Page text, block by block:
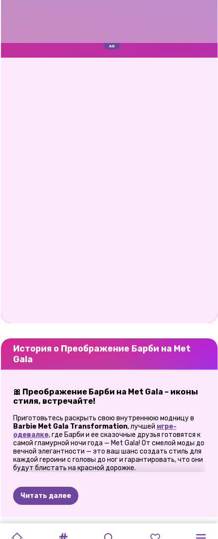
История о Преображение Барби на Met
Gala
🎀 Преображение Барби на Met Gala – иконы
стиля, встречайте!
Приготовьтесь раскрыть свою внутреннюю модницу в
Barbie Met Gala Transformation, лучшей игре-
одевалке, где Барби и ее сказочные друзья готовятся к
самой гламурной ночи года — Met Gala! От смелой моды до
вечной элегантности — это ваш шанс создать стиль для
каждой героини с головы до ног и гарантировать, что они
будут блистать на красной дорожке.
👗 Вперед в моде: одевайтесь, чтобы
произвести впечатление
наполненный ослепительными платьями, шикарными
Читать далее
ПОДРОСТКОВОЕ
ЭЛЛИ
ГЛАМУРНЫЙ ЗНАМЕНИТЫЕ ЗЛОДЕИ